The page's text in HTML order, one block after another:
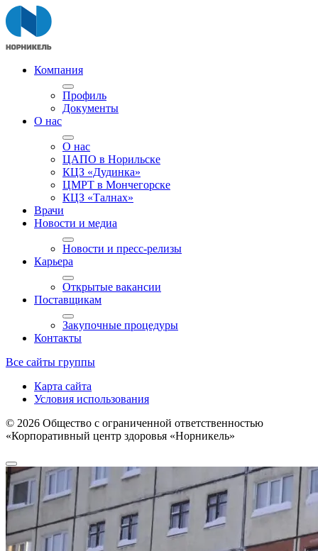
Компания
Профиль
Документы
О нас
О нас
ЦАПО в Норильске
КЦЗ «Дудинка»
ЦМРТ в Мончегорске
КЦЗ «Талнах»
Врачи
Новости и медиа
Новости и пресс-релизы
Карьера
Открытые вакансии
Поставщикам
Закупочные процедуры
Контакты
Все сайты группы
Карта сайта
Условия использования
© 2026 Общество с ограниченной ответственностью
«Корпоративный центр здоровья «Норникель»